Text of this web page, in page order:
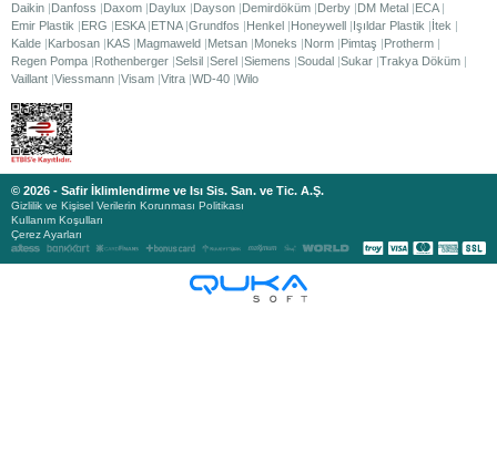
Daikin Danfoss Daxom Daylux Dayson Demirdöküm Derby DM Metal ECA
Emir Plastik
ERG ESKA ETNA Grundfos Henkel Honeywell Işıldar Plastik
İtek
Kalde Karbosan KAS Magmaweld Metsan Moneks Norm Pimtaş
Protherm
Regen Pompa Rothenberger Selsil Serel Siemens Soudal Sukar Trakya Döküm
Vaillant Viessmann Visam Vitra WD-40 Wilo
© 2026 - Safir İklimlendirme ve Isı Sis. San. ve Tic. A.Ş.
Gizlilik ve Kişisel Verilerin Korunması Politikası
Kullanım Koşulları
Çerez Ayarları